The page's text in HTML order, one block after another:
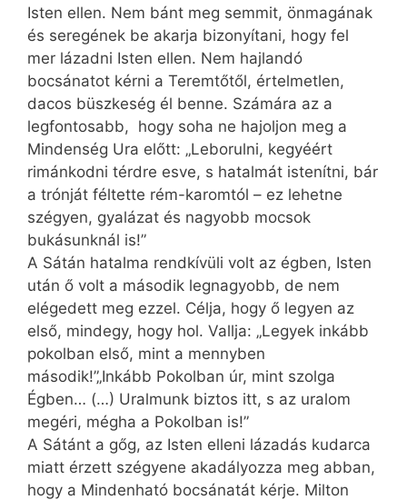
Isten ellen. Nem bánt meg semmit, önmagának
és seregének be akarja bizonyítani, hogy fel
mer lázadni Isten ellen. Nem hajlandó
bocsánatot kérni a Teremtőtől, értelmetlen,
dacos büszkeség él benne. Számára az a
legfontosabb, hogy soha ne hajoljon meg a
Mindenség Ura előtt: „Leborulni, kegyéért
rimánkodni térdre esve, s hatalmát istenítni, bár
a trónját féltette rém-karomtól – ez lehetne
szégyen, gyalázat és nagyobb mocsok
bukásunknál is!”
A Sátán hatalma rendkívüli volt az égben, Isten
után ő volt a második legnagyobb, de nem
elégedett meg ezzel. Célja, hogy ő legyen az
első, mindegy, hogy hol. Vallja: „Legyek inkább
pokolban első, mint a mennyben
második!”„Inkább Pokolban úr, mint szolga
Égben… (…) Uralmunk biztos itt, s az uralom
megéri, mégha a Pokolban is!”
A Sátánt a gőg, az Isten elleni lázadás kudarca
miatt érzett szégyene akadályozza meg abban,
hogy a Mindenható bocsánatát kérje. Milton